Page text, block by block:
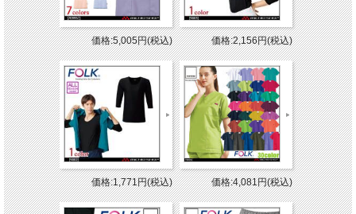
価格:5,005円(税込) 価格:2,156円(税込)
価格:1,771円(税込) 価格:4,081円(税込)